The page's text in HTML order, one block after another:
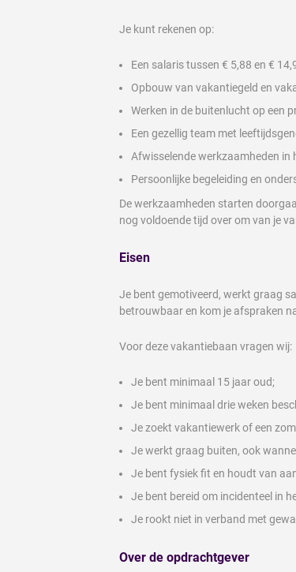
Je kunt rekenen op:
Een salaris tussen € 5,88 en €
Opbouw van vakantiegeld en
Werken in de buitenlucht op een
Een gezellig team met
Afwisselende werkzaamheden in
Persoonlijke begeleiding en
De werkzaamheden starten
nog voldoende tijd over om van je
Eisen
Je bent gemotiveerd, werkt graag
betrouwbaar en kom je afspraken
Voor deze vakantiebaan vragen wij:
Je bent minimaal 15 jaar oud;
Je bent minimaal drie weken
Je zoekt vakantiewerk of een
Je werkt graag buiten, ook
Je bent fysiek fit en houdt van
Je bent bereid om incidenteel in
Je rookt niet in verband met
Over de opdrachtgever